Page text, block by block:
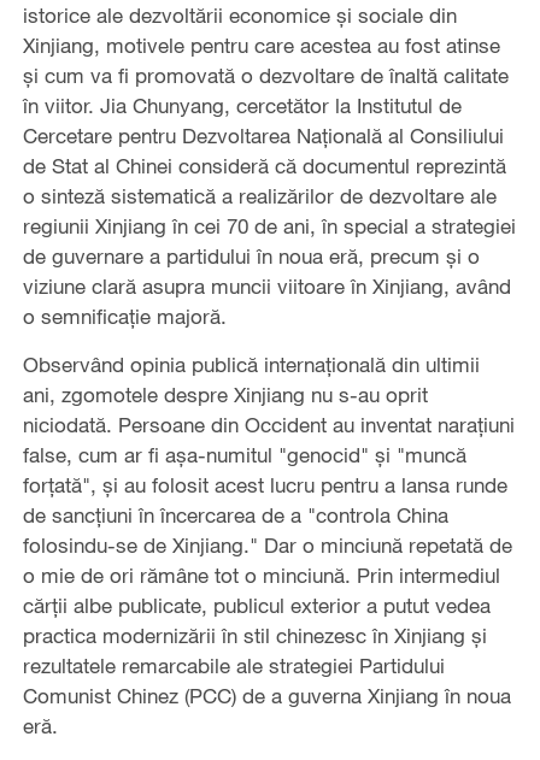
istorice ale dezvoltării economice și sociale din
Xinjiang, motivele pentru care acestea au fost atinse
și cum va fi promovată o dezvoltare de înaltă calitate
în viitor. Jia Chunyang, cercetător la Institutul de
Cercetare pentru Dezvoltarea Națională al Consiliului
de Stat al Chinei consideră că documentul reprezintă
o sinteză sistematică a realizărilor de dezvoltare ale
regiunii Xinjiang în cei 70 de ani, în special a strategiei
de guvernare a partidului în noua eră, precum și o
viziune clară asupra muncii viitoare în Xinjiang, având
o semnificație majoră.
Observând opinia publică internațională din ultimii
ani, zgomotele despre Xinjiang nu s-au oprit
niciodată. Persoane din Occident au inventat narațiuni
false, cum ar fi așa-numitul "genocid" și "muncă
forțată", și au folosit acest lucru pentru a lansa runde
de sancțiuni în încercarea de a "controla China
folosindu-se de Xinjiang." Dar o minciună repetată de
o mie de ori rămâne tot o minciună. Prin intermediul
cărții albe publicate, publicul exterior a putut vedea
practica modernizării în stil chinezesc în Xinjiang și
rezultatele remarcabile ale strategiei Partidului
Comunist Chinez (PCC) de a guverna Xinjiang în noua
eră.